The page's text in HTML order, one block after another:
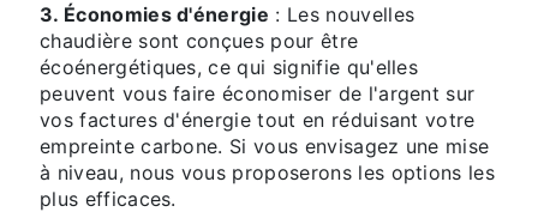
3. Économies d'énergie : Les nouvelles
chaudière sont conçues pour être
écoénergétiques, ce qui signifie qu'elles
peuvent vous faire économiser de l'argent sur
vos factures d'énergie tout en réduisant votre
empreinte carbone. Si vous envisagez une mise
à niveau, nous vous proposerons les options les
plus efficaces.